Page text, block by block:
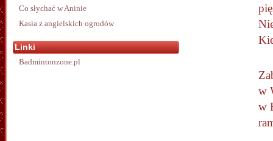
w
w
Co słychać w Aninie
Kasia z angielskich ogrodów
Linki
Badmintonzone.pl